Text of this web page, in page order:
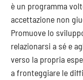
è un programma
accettazione non
Promuove lo
relazionarsi a sé e
verso la propria
a fronteggiare le